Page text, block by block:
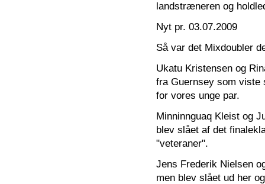
landstræneren og
Nyt pr. 03.07.2009
Så var det Mixdoubler
Ukatu Kristensen og
fra Guernsey som viste
for vores unge par.
Minninnguaq Kleist og
blev slået af det
"veteraner".
Jens Frederik Nielsen
men blev slået ud her